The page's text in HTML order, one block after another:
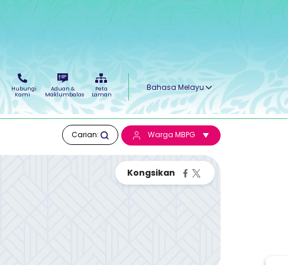
Hubungi
Kami
Aduan &
Maklumbalas
Peta
Laman
Select your language
Carian: Warga MBPG